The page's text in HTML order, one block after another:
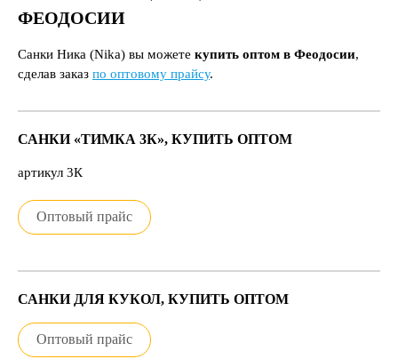
ФЕОДОСИИ
Санки Ника (Nika) вы можете купить оптом в Феодосии,
сделав заказ по оптовому прайсу.
САНКИ «ТИМКА 3К», КУПИТЬ ОПТОМ
артикул 3К
Оптовый прайс
САНКИ ДЛЯ КУКОЛ, КУПИТЬ ОПТОМ
Оптовый прайс